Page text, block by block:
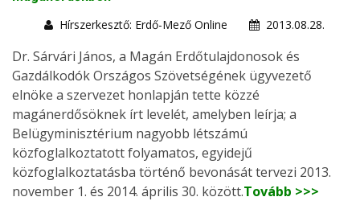
Hírszerkesztő: Erdő-Mező Online
2013.08.28.
Dr. Sárvári János, a Magán Erdőtulajdonosok és
Gazdálkodók Országos Szövetségének ügyvezető
elnöke a szervezet honlapján tette közzé
magánerdősöknek írt levelét, amelyben leírja; a
Belügyminisztérium nagyobb létszámú
közfoglalkoztatott folyamatos, egyidejű
közfoglalkoztatásba történő bevonását tervezi 2013.
november 1. és 2014. április 30. között.Tovább >>>